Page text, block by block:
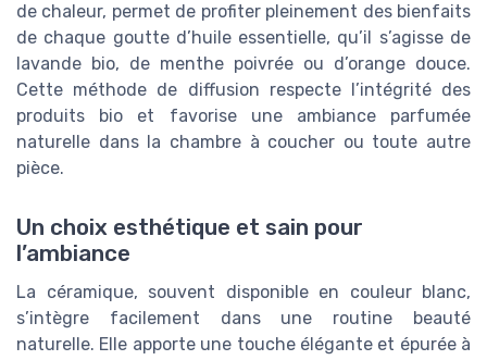
de chaleur, permet de profiter pleinement des bienfaits
de chaque goutte d’huile essentielle, qu’il s’agisse de
lavande bio, de menthe poivrée ou d’orange douce.
Cette méthode de diffusion respecte l’intégrité des
produits bio et favorise une ambiance parfumée
naturelle dans la chambre à coucher ou toute autre
pièce.
Un choix esthétique et sain pour
l’ambiance
La céramique, souvent disponible en couleur blanc,
s’intègre facilement dans une routine beauté
naturelle. Elle apporte une touche élégante et épurée à